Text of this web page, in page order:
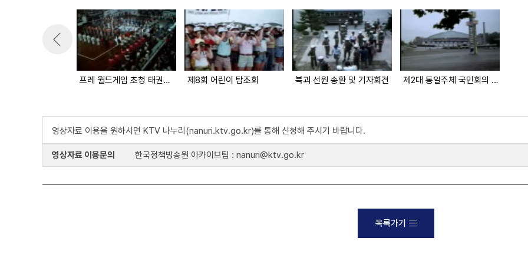
프레 월드게임 초청 태권도 대회 제8회 어린이 탐조회 북괴 선원 송환 및 기자회견 제2대 통일주체 국민회의 대회
영상자료 이용을 원하시면 KTV 나누리(nanuri.ktv.go.kr)를 통해 신청해 주시기 바랍니다.
영상자료 이용문의 한국정책방송원 아카이브팀 : nanuri@ktv.go.kr
목록가기